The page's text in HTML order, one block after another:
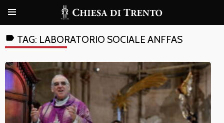
label TAG: LABORATORIO SOCIALE ANFFAS